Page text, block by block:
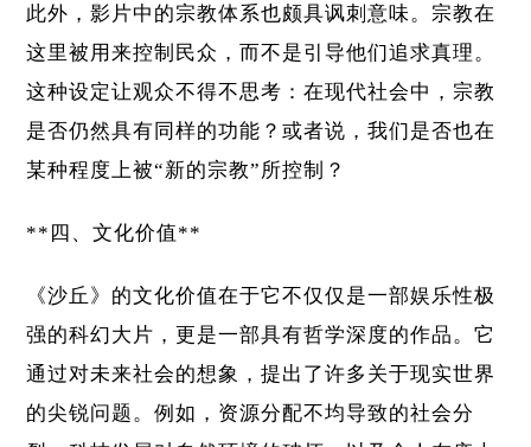
此外，影片中的宗教体系也颇具讽刺意味。宗教在
这里被用来控制民众，而不是引导他们追求真理。
这种设定让观众不得不思考：在现代社会中，宗教
是否仍然具有同样的功能？或者说，我们是否也在
某种程度上被“新的宗教”所控制？
**四、文化价值**
《沙丘》的文化价值在于它不仅仅是一部娱乐性极
强的科幻大片，更是一部具有哲学深度的作品。它
通过对未来社会的想象，提出了许多关于现实世界
的尖锐问题。例如，资源分配不均导致的社会分